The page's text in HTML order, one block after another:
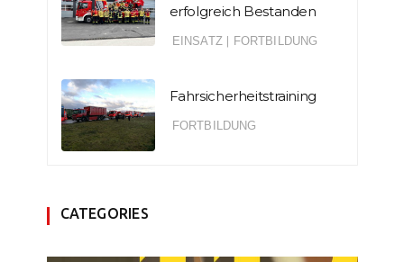
erfolgreich Bestanden
EINSATZ FORTBILDUNG
Fahrsicherheitstraining
FORTBILDUNG
CATEGORIES